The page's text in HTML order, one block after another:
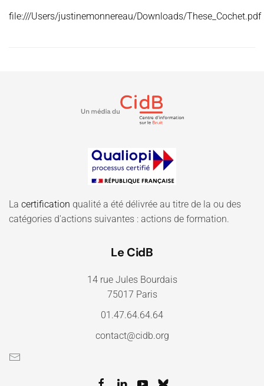
file:///Users/justinemonnereau/Downloads/These_Cochet.pdf
La certification qualité a été délivrée au titre de la ou des
catégories d'actions suivantes : actions de formation.
Le CidB
14 rue Jules Bourdais
75017 Paris
01.47.64.64.64
contact@cidb.org